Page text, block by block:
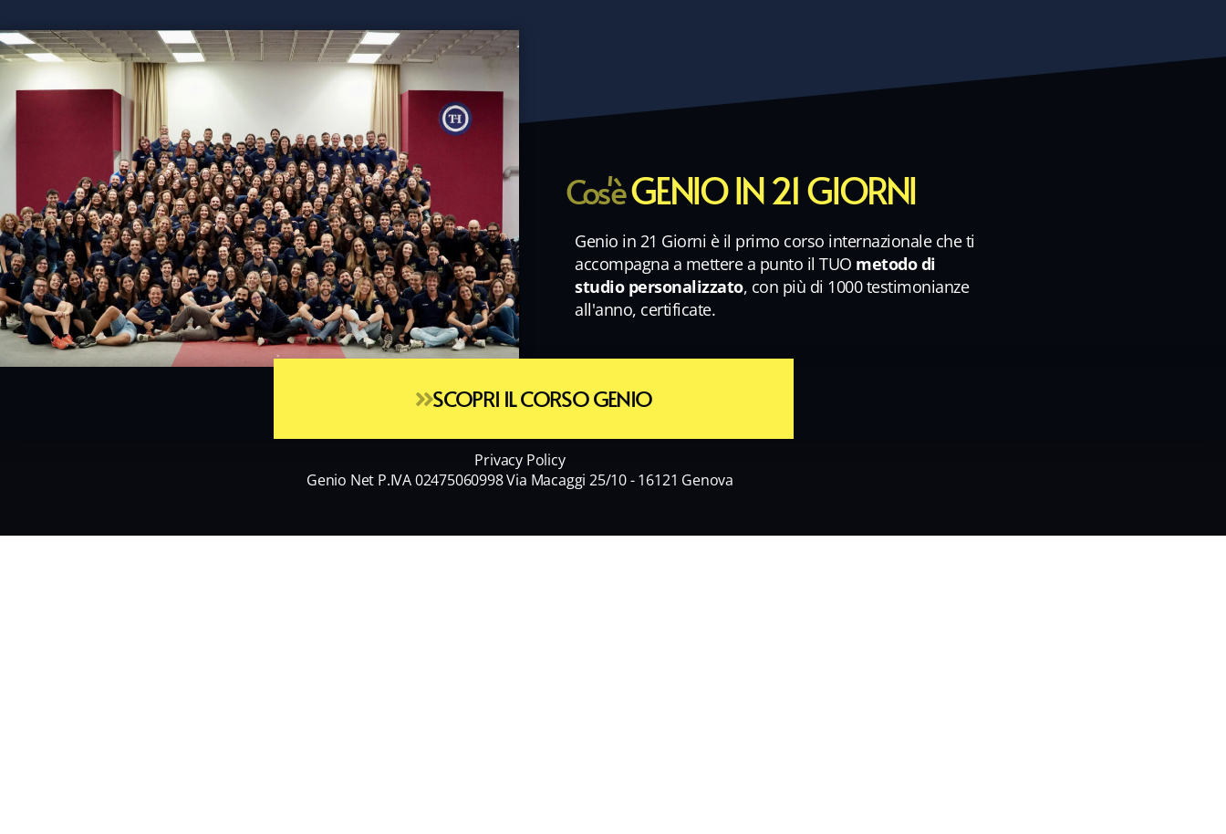
Cos'èGENIO IN 21 GIORNI
Genio in 21 Giorni è il primo corso internazionale che ti
accompagna a mettere a punto il TUO metodo di
studio personalizzato, con più di 1000 testimonianze
all'anno, certificate.
SCOPRI IL CORSO GENIO
Privacy Policy
Genio Net P.IVA 02475060998 Via Macaggi 25/10 - 16121 Genova